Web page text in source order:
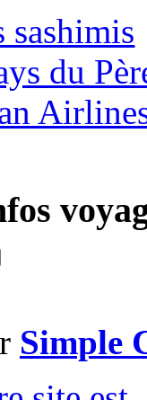
sashimis
du
Simple